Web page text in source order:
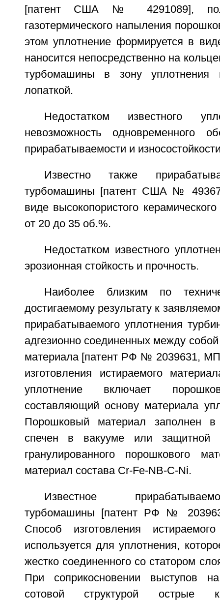
[патент США № 4291089],
газотермического напыления
этом уплотнение формируется в
наносится непосредственно на
турбомашины в зону
лопаткой.
Недостатком известного
невозможность одновременного
прирабатываемости и
Известно также
турбомашины [патент США №
виде высокопористого
от 20 до 35 об.%.
Недостатком известного
эрозионная стойкость и прочность.
Наиболее близким по
достигаемому результату к
прирабатываемого уплотнения
адгезионно соединенных между
материала [патент РФ № 2039631,
изготовления истираемого
уплотнение включает
составляющий основу материала
Порошковый материал заполнен
спечен в вакууме или защитной
гранулированного порошкового
материал состава Cr-Fe-NB-C-Ni.
Известное
турбомашины [патент РФ №
Способ изготовления
используется для уплотнения,
жестко соединенного со статором
При соприкосновении выступов
сотовой структурой острые